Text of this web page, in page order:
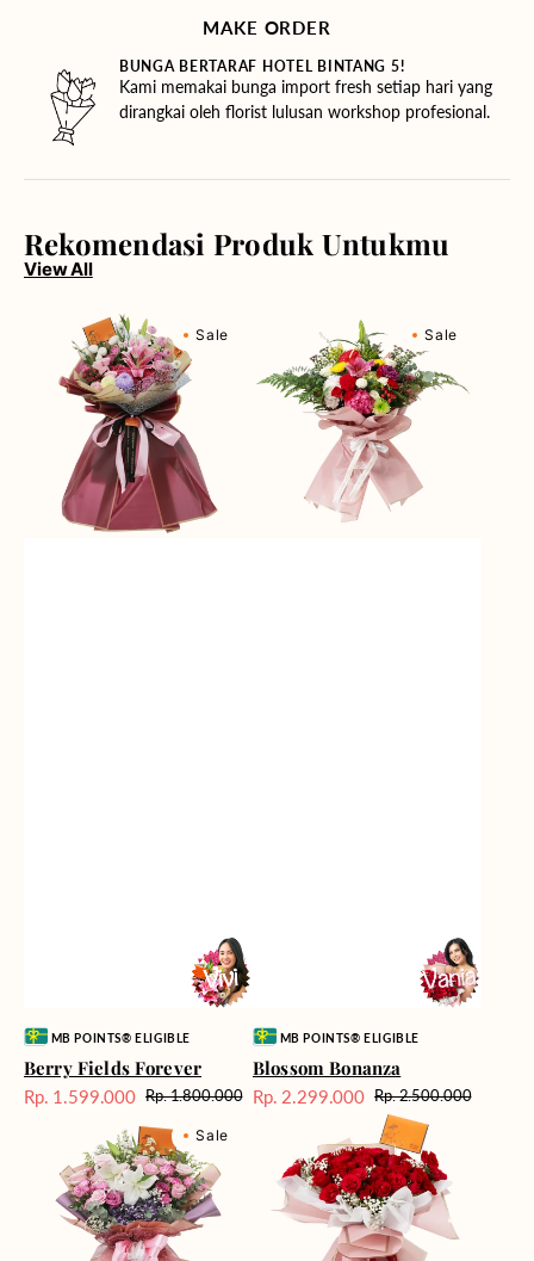
MAKE ORDER
BUNGA BERTARAF HOTEL BINTANG 5!
Kami memakai bunga import fresh setiap hari yang
dirangkai oleh florist lulusan workshop profesional.
Rekomendasi Produk Untukmu
View All
Forever
Sale
Vendor:MB POINTS® ELIGIBLE
Berry Fields Forever
Harga
Rp. 1.599.000 Harga
reguler
Rp. 1.800.000
Sale
Vendor:MB POINTS® ELIGIBLE
Blossom Bonanza
Harga
Rp. 2.299.000 Harga
reguler
Rp. 2.500.000
Cascade
Sale
Rhapsody